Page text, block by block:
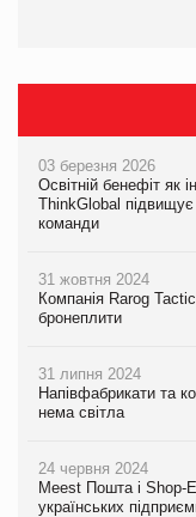
03 березня 2026
Освітній бенефіт як
ThinkGlobal підвищує
команди
31 жовтня 2024
Компанія Rarog
бронеплити
31 липня 2024
Напівфабрикати та
нема світла
24 червня 2024
Meest Пошта і Shop-
українських